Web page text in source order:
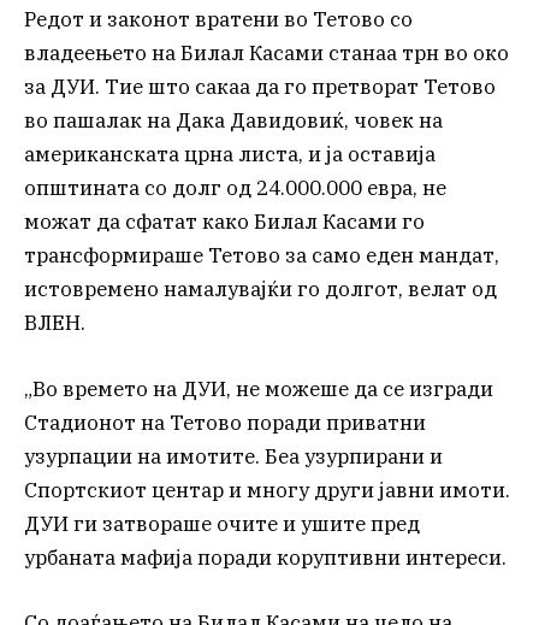
Редот и законот вратени во Тетово со
владеењето на Билал Касами станаа трн во око
за ДУИ. Тие што сакаа да го претворат Тетово
во пашалак на Дака Давидовиќ, човек на
американската црна листа, и ја оставија
општината со долг од 24.000.000 евра, не
можат да сфатат како Билал Касами го
трансформираше Тетово за само еден мандат,
истовремено намалувајќи го долгот, велат од
ВЛЕН.
„Во времето на ДУИ, не можеше да се изгради
Стадионот на Тетово поради приватни
узурпации на имотите. Беа узурпирани и
Спортскиот центар и многу други јавни имоти.
ДУИ ги затвораше очите и ушите пред
урбаната мафија поради коруптивни интереси.